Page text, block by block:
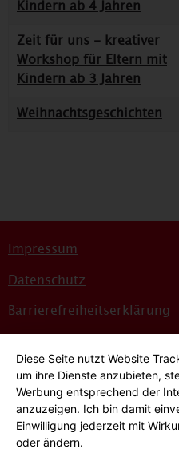
Kindern ab 4 Jahren
Zeit für uns - kreativer
Workshop für Eltern mit
Kindern ab 3 Jahren
Weihnachtsgeschichten
Impressum
Datenschutz
Barrierefreiheitserklärung
Bildnachweise
Hinweisgeber*innensystem
Cookie-Einstellungen
Diese Seite nutzt Website
um ihre Dienste anzubieten,
Werbung entsprechend der
anzuzeigen. Ich bin damit
Einwilligung jederzeit mit
oder ändern.